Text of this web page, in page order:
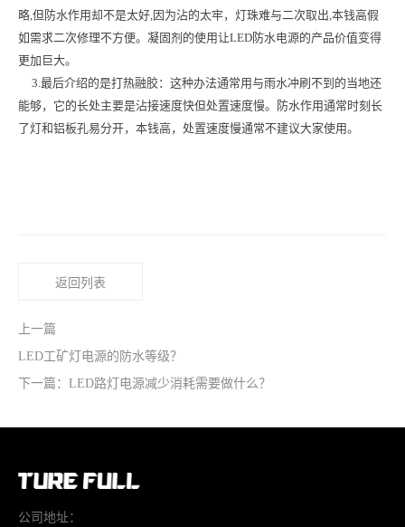
略,但防水作用却不是太好,因为沾的太牢，灯珠难与二次取出,本钱高假
如需求二次修理不方便。凝固剂的使用让LED防水电源的产品价值变得
更加巨大。
3.最后介绍的是打热融胶：这种办法通常用与雨水冲刷不到的当地还
能够，它的长处主要是沾接速度快但处置速度慢。防水作用通常时刻长
了灯和铝板孔易分开，本钱高，处置速度慢通常不建议大家使用。
上一篇
LED工矿灯电源的防水等级？
下一篇：LED路灯电源减少消耗需要做什么？
返回列表
公司地址：